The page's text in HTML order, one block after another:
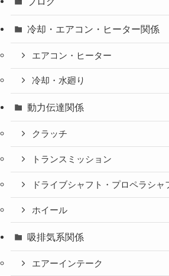
冷却・エアコン・ヒーター関係
エアコン・ヒーター
冷却・水廻り
動力伝達関係
クラッチ
トランスミッション
ドライブシャフト・プロペラシャ
ホイール
吸排気系関係
エアーインテーク